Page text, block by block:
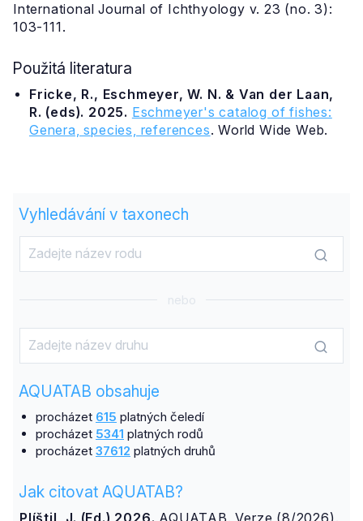
International Journal of Ichthyology v. 23 (no. 3):
103-111.
Použitá literatura
Fricke, R., Eschmeyer, W. N. & Van der Laan,
R. (eds). 2025. Eschmeyer's catalog of fishes:
Genera, species, references. World Wide Web.
Vyhledávání v taxonech
nebo
AQUATAB obsahuje
procházet 615 platných čeledí
procházet 5341 platných rodů
procházet 37612 platných druhů
Jak citovat AQUATAB?
Plíštil, J. (Ed.) 2026. AQUATAB. Verze (8/2026).